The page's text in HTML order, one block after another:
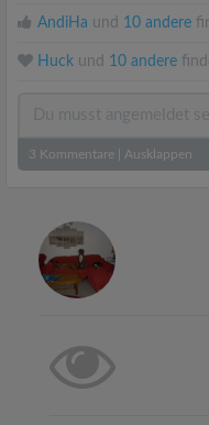
AndiHa und 10 andere
Huck und 10 andere
3 Kommentare Ausklappen